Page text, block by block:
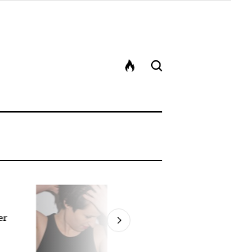
Rencontre avec Lucie
Antunes, la détonation
estivale